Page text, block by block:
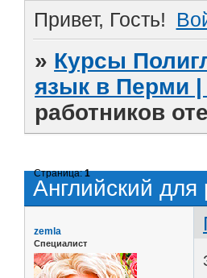
Привет, Гость!
» Курсы
язык в Перми
работников
Английский для
Страница:1
zemla
Специалист